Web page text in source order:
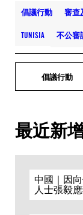
倡議行動 審查
TUNISIA 不公審
倡議行動
最近新
中國｜因
人士張毅